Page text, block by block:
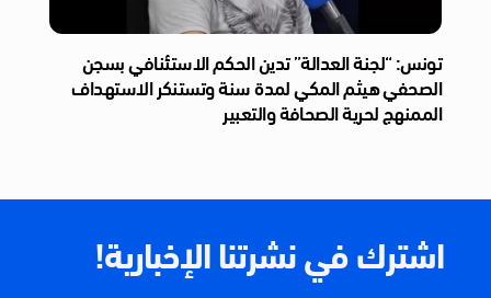
تونس: “لجنة العدالة” تدين الحكم الاستئنافي بسجن
الصحفي هيثم المكي لمدة سنة وتستنكر الاستهداف
الممنهج لحرية الصحافة والتعبير
اشترك في نشرتنا الإخبارية!